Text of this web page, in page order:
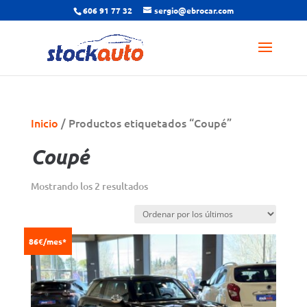
606 91 77 32 sergio@ebrocar.com
Inicio / Productos etiquetados “Coupé”
Coupé
Mostrando los 2 resultadosOrdenado
últimos
86€/mes*